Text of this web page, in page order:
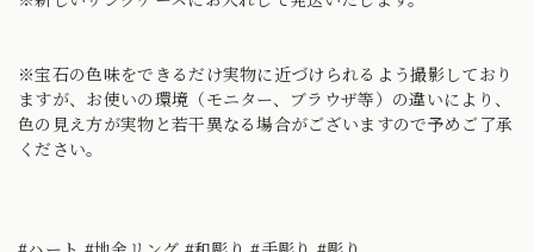
※宝石の色味をできるだけ実物に近づけられるよう撮影しており
ますが、お使いの環境（モニター、ブラウザ等）の違いにより、
色の見え方が実物と若干異なる場合がございますので予めご了承
ください。